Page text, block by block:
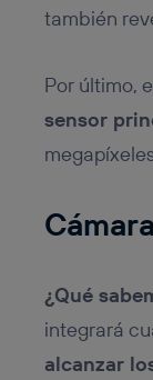
también
Por último,
sensor
¿Qué
integrará
alcanzar